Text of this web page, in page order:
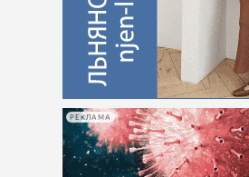
РЕКЛАМА